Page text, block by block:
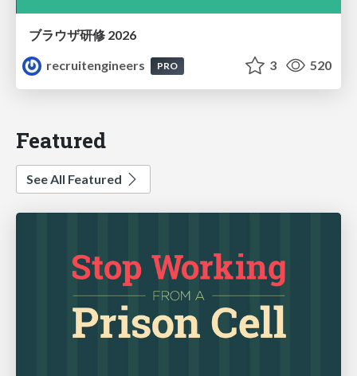
ブラウザ研修 2026
recruitengineers
PRO 3 520
Featured
See All Featured